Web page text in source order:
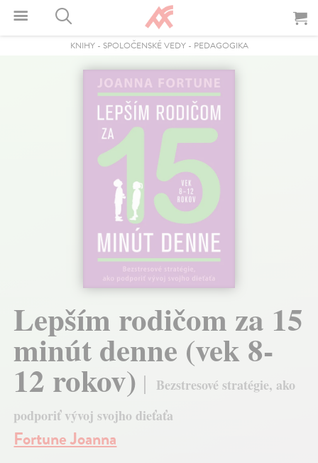
KNIHY- SPOLOČENSKÉ VEDY- PEDAGOGIKA
Lepším rodičom za 15
minút denne (vek 8-
12 rokov)
Bezstresové stratégie, ako
podporiť vývoj svojho dieťaťa
Fortune Joanna